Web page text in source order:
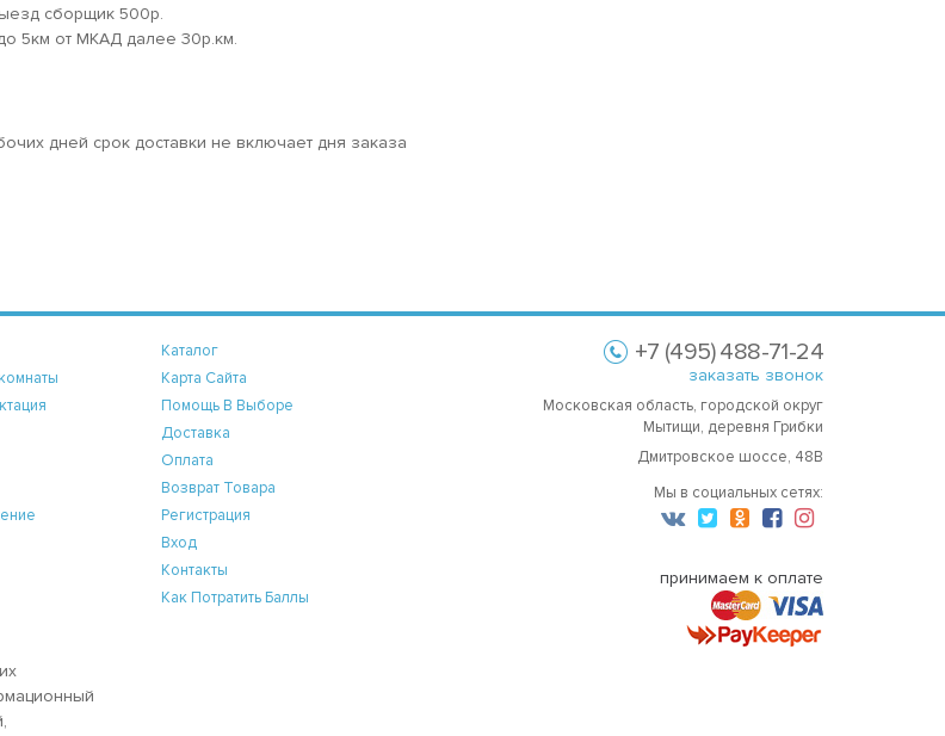
сборщик 500р.
5км от МКАД далее 30р.км.
дней срок доставки не включает дня заказа
Каталог
Карта Сайта
Помощь В Выборе
Доставка
Оплата
Возврат Товара
Регистрация
Вход
Контакты
Как Потратить Баллы
+7 (495) 488-71-24
заказать звонок
Московская область, городской округ
Мытищи, деревня Грибки
Дмитровское шоссе, 48В
Мы в социальных сетях:
принимаем к оплате